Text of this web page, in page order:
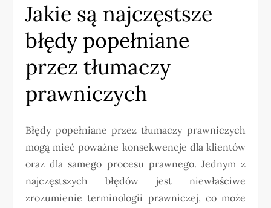
Jakie są najczęstsze
błędy popełniane
przez tłumaczy
prawniczych
Błędy popełniane przez tłumaczy prawniczych
mogą mieć poważne konsekwencje dla klientów
oraz dla samego procesu prawnego. Jednym z
najczęstszych błędów jest niewłaściwe
zrozumienie terminologii prawniczej, co może